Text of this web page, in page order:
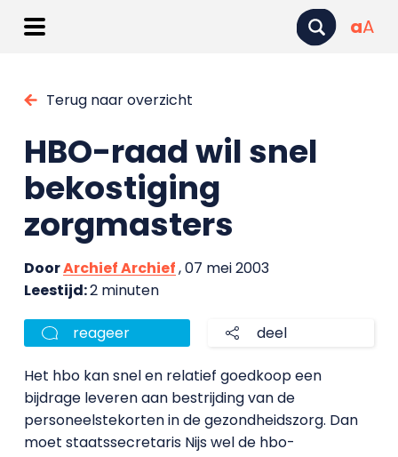
aA
Terug naar overzicht
HBO-raad wil snel
bekostiging
zorgmasters
DoorArchief Archief, 07 mei 2003
Leestijd:2 minuten
reageer deel
Het hbo kan snel en relatief goedkoop een
bijdrage leveren aan bestrijding van de
personeelstekorten in de gezondheidszorg. Dan
moet staatssecretaris Nijs wel de hbo-